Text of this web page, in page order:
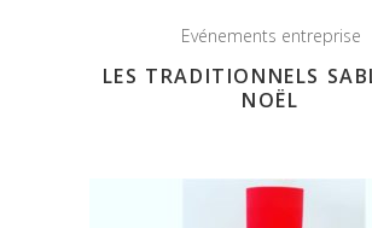
Evénements entreprise
LES TRADITIONNELS
NOËL